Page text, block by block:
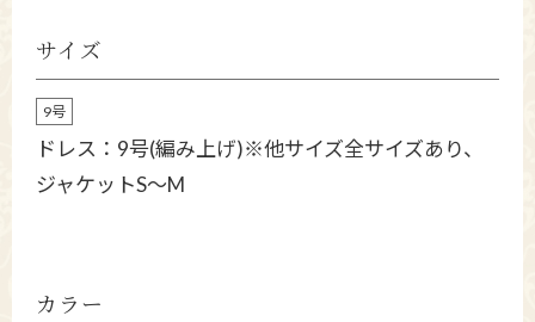
サイズ
9号
ドレス：9号(編み上げ)※他サイズ全サイズあり、
ジャケットS～M
カラー